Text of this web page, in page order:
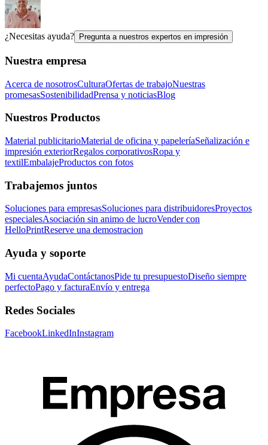
¿Necesitas ayuda? Pregunta a nuestros expertos en impresión
Nuestra empresa
Acerca de nosotrosCulturaOfertas de trabajoNuestras
promesasSostenibilidadPrensa y noticiasBlog
Nuestros Productos
Material publicitarioMaterial de oficina y papeleríaSeñalización e
impresión exteriorRegalos corporativosRopa y
textilEmbalajeProductos con fotos
Trabajemos juntos
Soluciones para empresasSoluciones para distribuidoresProyectos
especialesAsociación sin animo de lucroVender con
HelloPrintReserve una demostracion
Ayuda y soporte
Mi cuentaAyudaContáctanosPide tu presupuestoDiseño siempre
perfectoPago y facturaEnvío y entrega
Redes Sociales
FacebookLinkedInInstagram